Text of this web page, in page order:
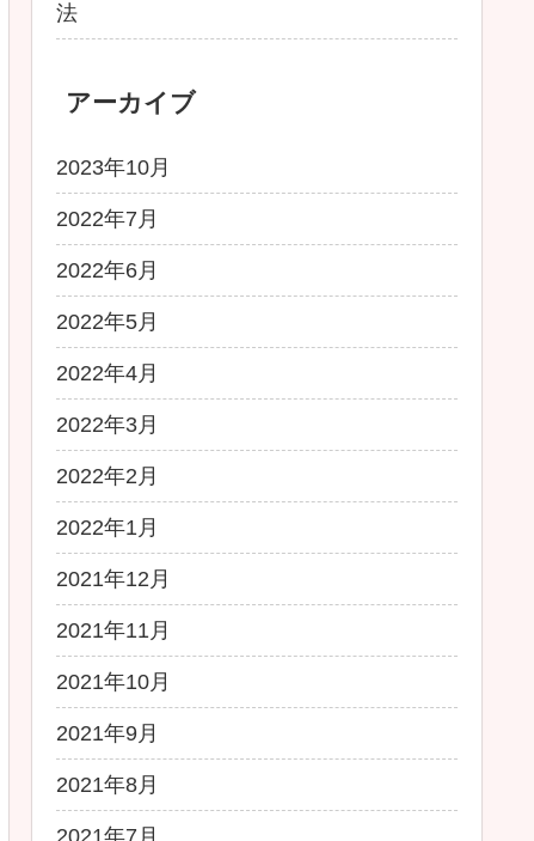
法
アーカイブ
2023年10月
2022年7月
2022年6月
2022年5月
2022年4月
2022年3月
2022年2月
2022年1月
2021年12月
2021年11月
2021年10月
2021年9月
2021年8月
2021年7月